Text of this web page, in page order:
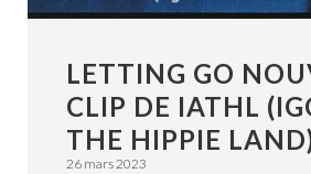
LETTING GO
CLIP DE IATHL
THE HIPPIE
26 mars 2023